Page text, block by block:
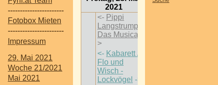
-----------------------
Fotobox Mieten
-----------------------
Impressum
29. Mai 2021
Woche 21/2021
Mai 2021
2021
<- Pippi
Langstrumpf -
Das Musical
>
<- Kabarett /
Flo und
Wisch -
Lockvögel ->